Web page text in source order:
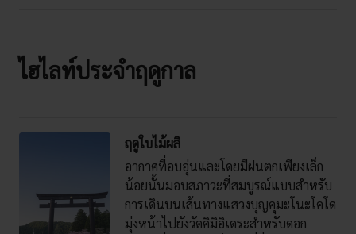
ไฮไลท์ประจำฤดูกาล
ฤดูใบไม้ผลิ
อากาศที่อบอุ่นและโดยมีฝนตกเพียงเล็ก
น้อยนั้นมอบสภาวะที่สมบูรณ์แบบสำหรับ
การเดินบนเส้นทางแสวงบุญคุมะโนะโคโด
มุ่งหน้าไปยังวัดคิมิอิเดระสำหรับดอก